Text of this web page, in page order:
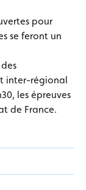
pour
se feront un
inter-régional
les épreuves
de France.